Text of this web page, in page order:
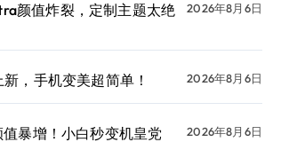
颜值炸裂，定制主题太绝
2026年8月6日
，手机变美超简单！ 2026年8月6日
值暴增！小白秒变机皇党 2026年8月6日